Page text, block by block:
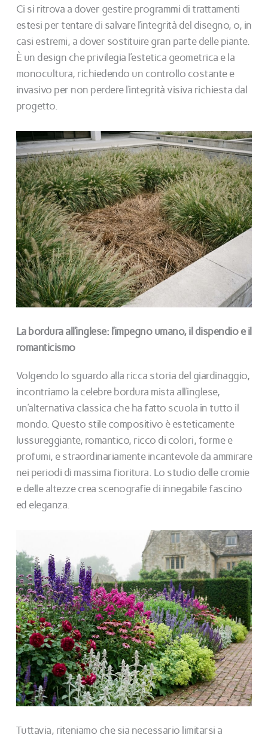
Ci si ritrova a dover gestire programmi di trattamenti
estesi per tentare di salvare l’integrità del disegno, o, in
casi estremi, a dover sostituire gran parte delle piante.
È un design che privilegia l’estetica geometrica e la
monocultura, richiedendo un controllo costante e
invasivo per non perdere l’integrità visiva richiesta dal
progetto.
La bordura all’inglese: l’impegno umano, il dispendio e il
romanticismo
Volgendo lo sguardo alla ricca storia del giardinaggio,
incontriamo la celebre bordura mista all’inglese,
un’alternativa classica che ha fatto scuola in tutto il
mondo. Questo stile compositivo è esteticamente
lussureggiante, romantico, ricco di colori, forme e
profumi, e straordinariamente incantevole da ammirare
nei periodi di massima fioritura. Lo studio delle cromie
e delle altezze crea scenografie di innegabile fascino
ed eleganza.
Tuttavia, riteniamo che sia necessario limitarsi a